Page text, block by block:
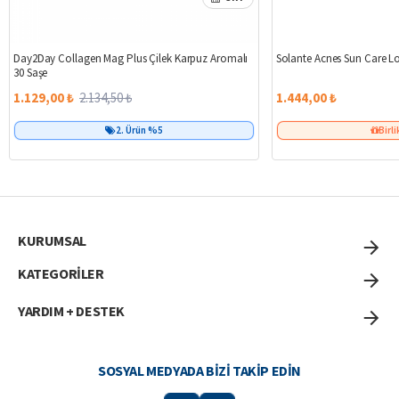
%47
Day2Day Collagen Mag Plus Çilek Karpuz Aromalı
30 Saşe
1.129,00 ₺ 2.134,50 ₺
2. Ürün %5
Solante Acnes Sun Care
1.444,00 ₺
KURUMSAL
KATEGORİLER
YARDIM + DESTEK
SOSYAL MEDYADA BIZI TAKIP EDIN